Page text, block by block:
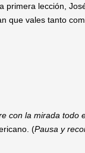
primera lección,
que vales tanto
con la mirada todo
(Pausa y